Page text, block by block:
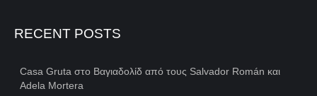
RECENT POSTS
Casa Gruta στο Βαγιαδολίδ από τους Salvador Román και
Adela Mortera